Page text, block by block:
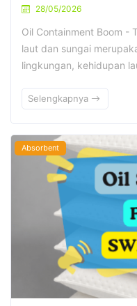
28/05/2026
Oil Containment Boom -
laut dan sungai
lingkungan, kehidupan
Selengkapnya
Absorbent